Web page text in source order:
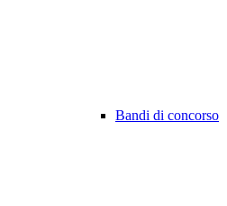
Bandi di concorso